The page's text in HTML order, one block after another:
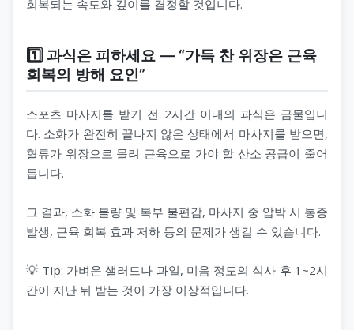
회복되는 속도와 깊이를 결정할 것입니다.
1️⃣ 과식은 피하세요 — “가득 찬 위장은 근육
회복의 방해 요인”
스포츠 마사지를 받기 전 2시간 이내의 과식은 금물입니
다. 소화가 완전히 끝나지 않은 상태에서 마사지를 받으면,
혈류가 위장으로 몰려 근육으로 가야 할 산소 공급이 줄어
듭니다.
그 결과, 소화 불량 및 복부 불편감, 마사지 중 압박 시 통증
발생, 근육 회복 효과 저하 등의 문제가 생길 수 있습니다.
💡 Tip: 가벼운 샐러드나 과일, 미음 정도의 식사 후 1~2시
간이 지난 뒤 받는 것이 가장 이상적입니다.